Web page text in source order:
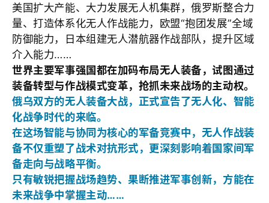
美国扩大产能、大力发展无人机集群，俄罗斯整合力
量、打造体系化无人作战能力，欧盟“抱团发展”全域
防御能力，日本组建无人潜航器作战部队，提升区域
介入能力……
世界主要军事强国都在加码布局无人装备，试图通过
装备转型与作战模式变革，抢抓未来战场的主动权。
俄乌双方的无人装备大战，正式宣告了无人化、智能
化战争时代的来临。
在这场智能与协同为核心的军备竞赛中，无人作战装
备不仅重塑了战术对抗形式，更深刻影响着国家间军
备走向与战略平衡。
只有敏锐把握战场趋势、果断推进军事创新，方能在
未来战争中掌握主动……